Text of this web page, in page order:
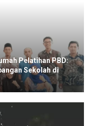
Pelatihan PBD:
Sekolah di